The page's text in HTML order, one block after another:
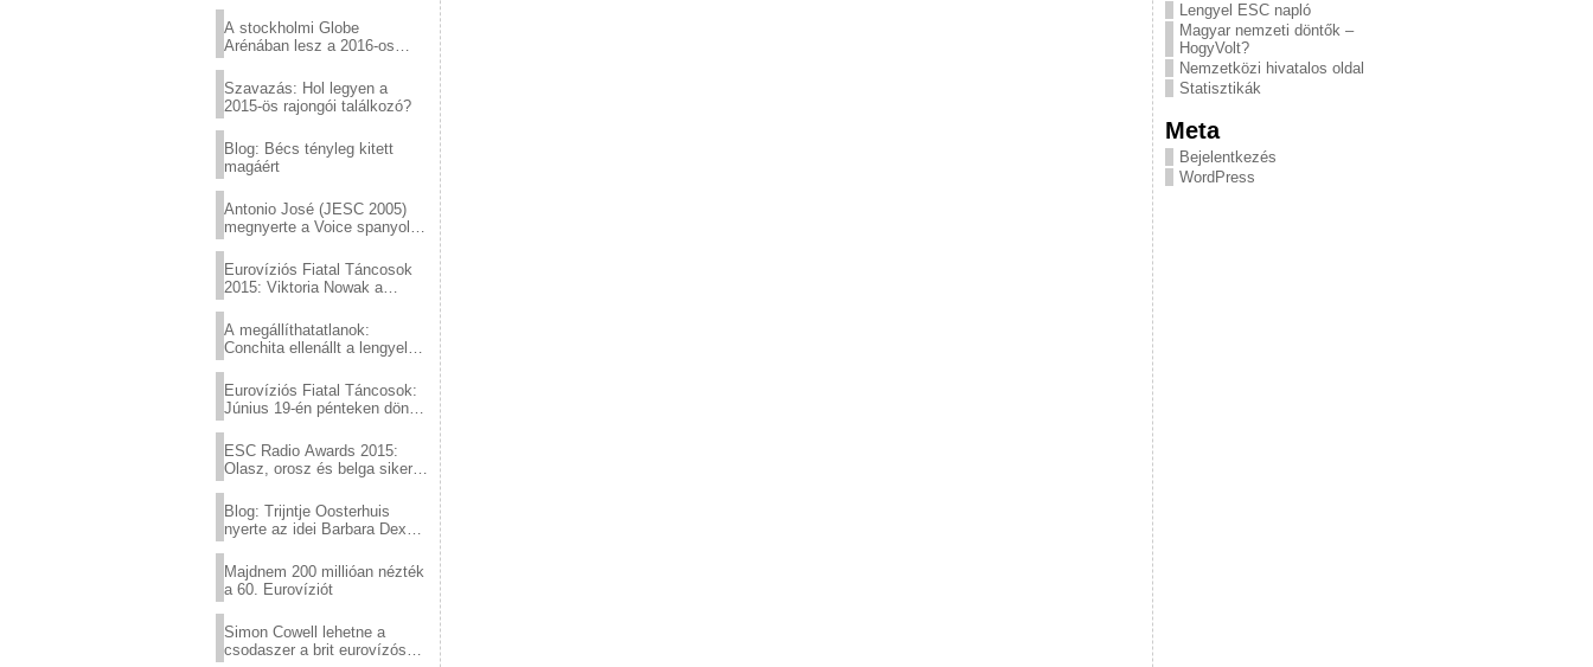
A stockholmi Globe
Arénában lesz a 2016-os
Szavazás: Hol legyen a
2015-ös rajongói találkozó?
Blog: Bécs tényleg kitett
magáért
Antonio José (JESC 2005)
megnyerte a Voice spanyol
Eurovíziós Fiatal Táncosok
2015: Viktoria Nowak a
A megállíthatatlanok:
Conchita ellenállt a lengyel
Eurovíziós Fiatal Táncosok:
Június 19-én pénteken döntő
ESC Radio Awards 2015:
Olasz, orosz és belga siker,
Blog: Trijntje Oosterhuis
nyerte az idei Barbara Dex
Majdnem 200 millióan nézték
a 60. Eurovíziót
Simon Cowell lehetne a
csodaszer a brit eurovízós
Lengyel ESC napló
Magyar nemzeti döntők –
HogyVolt?
Nemzetközi hivatalos oldal
Statisztikák
Meta
Bejelentkezés
WordPress